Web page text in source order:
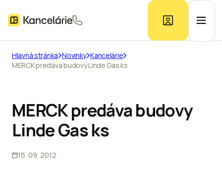
Ponuka kancelárií
Prieskum trhu
Hlavná stránka Novinky Kancelárie
MERCK predáva budovy Linde Gas ks
MERCK predáva budovy
Linde Gas ks
15. 09. 2012